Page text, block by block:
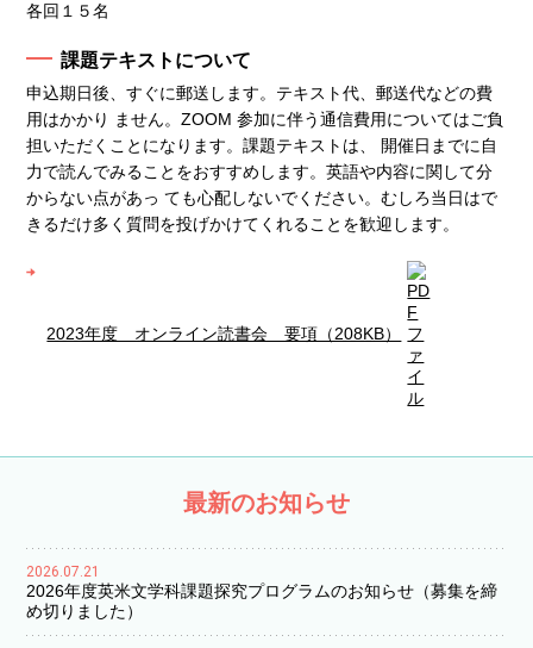
各回１５名
課題テキストについて
申込期⽇後、すぐに郵送します。テキスト代、郵送代などの費
⽤はかかり ません。ZOOM 参加に伴う通信費⽤についてはご負
担いただくことになります。課題テキストは、 開催⽇までに⾃
⼒で読んでみることをおすすめします。英語や内容に関して分
からない点があっ ても⼼配しないでください。むしろ当⽇はで
きるだけ多く質問を投げかけてくれることを歓迎します。
2023年度 オンライン読書会 要項（208KB）
最新のお知らせ
2026.07.21
2026年度英米文学科課題探究プログラムのお知らせ（募集を締
め切りました）